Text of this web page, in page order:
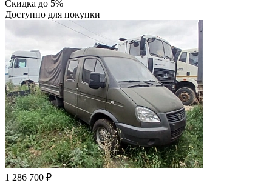
Скидка до 5%
Доступно для покупки
1 286 700 ₽